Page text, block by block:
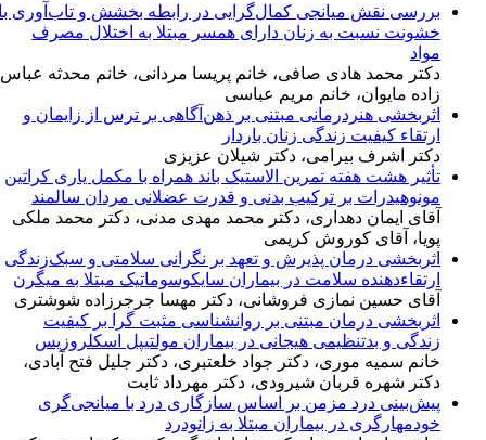
بررسی نقش میانجی کمال‌گرایی در رابطه بخشش و تاب‌آوری با
خشونت نسبت به زنان دارای همسر مبتلا به اختلال مصرف
مواد
دکتر محمد هادی صافی، خانم پریسا مردانی، خانم محدثه عباس
زاده مایوان، خانم مریم عباسی
اثربخشی هنر‌درمانی مبتنی بر ذهن‌آگاهی بر ترس از زایمان و
ارتقاء کیفیت زندگی زنان باردار
دکتر اشرف بیرامی، دکتر شیلان عزیزی
تأثیر هشت هفته تمرین الاستیک باند همراه با مکمل یاری کراتین
مونوهیدرات بر ترکیب بدنی و قدرت عضلانی مردان سالمند
آقای ایمان دهداری، دکتر محمد مهدی مدنی، دکتر محمد ملکی
پویا، آقای کوروش کریمی
اثربخشی درمان پذیرش و تعهد بر نگرانی سلامتی و سبک‌زندگی
ارتقاءدهنده سلامت در بیماران سایکوسوماتیک مبتلا به میگرن
آقای حسین نمازی فروشانی، دکتر مهسا جرجرزاده شوشتری
اثربخشی درمان مبتنی بر روانشناسی مثبت گرا بر کیفیت
زندگی و بدتنظیمی هیجانی در بیماران مولتیپل اسکلروزیس
خانم سمیه موری، دکتر جواد خلعتبری، دکتر جلیل فتح آبادی،
دکتر شهره قربان شیرودی، دکتر مهرداد ثابت
پیش‌بینی درد مزمن بر اساس سازگاری درد با میانجی‌گری
خودمهارگری در بیماران مبتلا به زانودرد